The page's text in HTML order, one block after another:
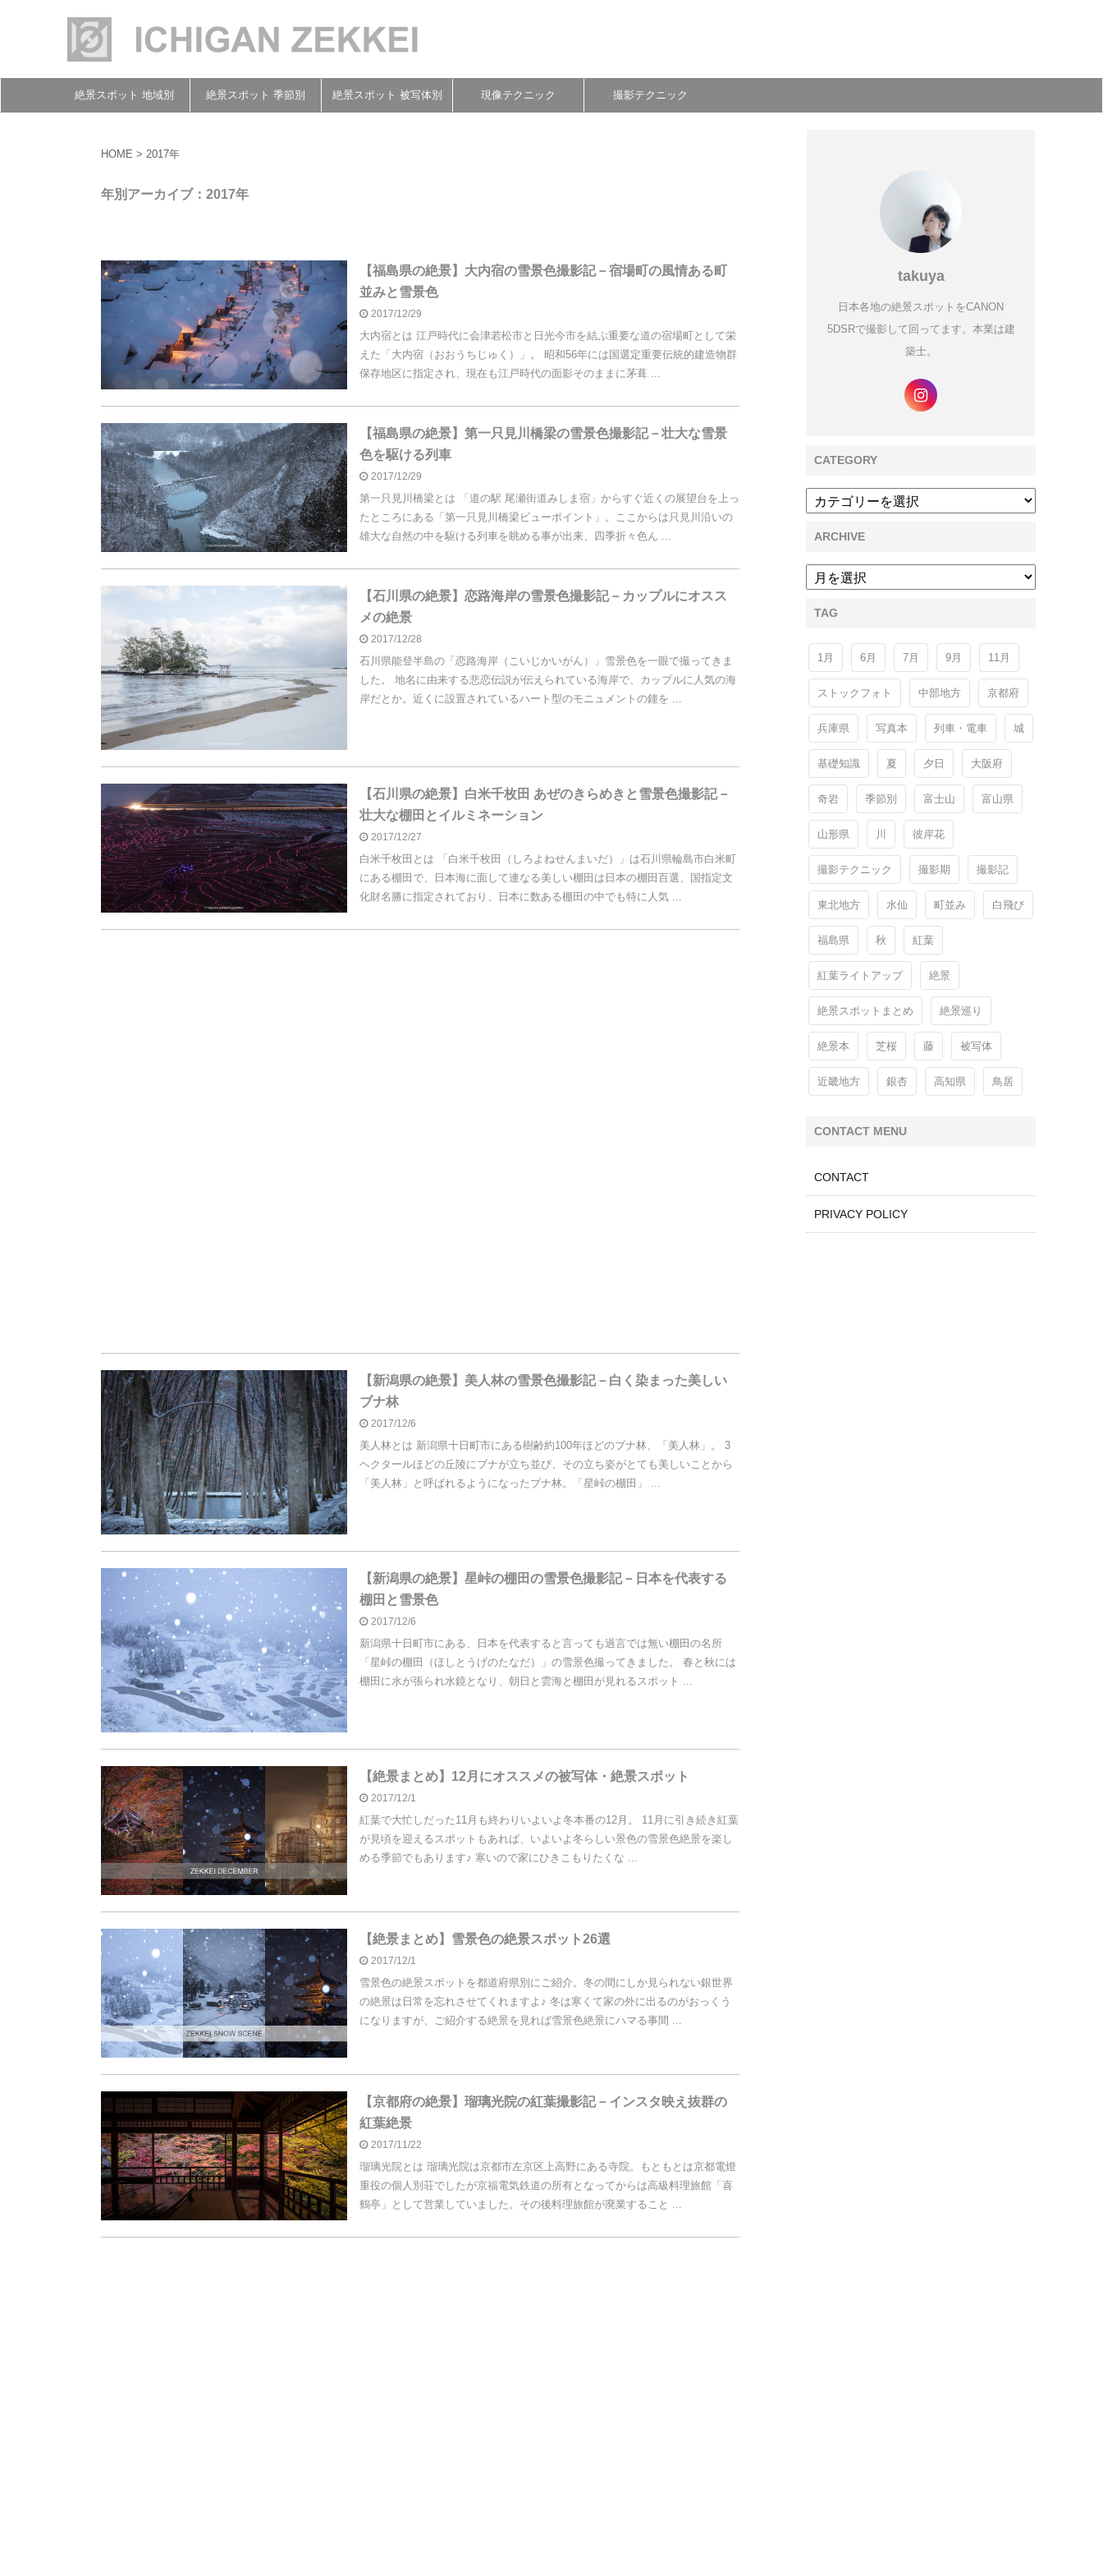
絶景スポット 地域別 絶景スポット 季節別 絶景スポット 被写体別 現像テクニック 撮影テクニック
HOME > 2017年
年別アーカイブ：2017年
【福島県の絶景】大内宿の雪景色撮影記－宿場町の風情ある町
並みと雪景色
2017/12/29
大内宿とは 江戸時代に会津若松市と日光今市を結ぶ重要な道の宿場町として栄
えた「大内宿（おおうちじゅく）」。 昭和56年には国選定重要伝統的建造物群
保存地区に指定され、現在も江戸時代の面影そのままに茅葺 ...
【福島県の絶景】第一只見川橋梁の雪景色撮影記－壮大な雪景
色を駆ける列車
2017/12/29
第一只見川橋梁とは 「道の駅 尾瀬街道みしま宿」からすぐ近くの展望台を上っ
たところにある「第一只見川橋梁ビューポイント」。ここからは只見川沿いの
雄大な自然の中を駆ける列車を眺める事が出来、四季折々色ん ...
【石川県の絶景】恋路海岸の雪景色撮影記－カップルにオスス
メの絶景
2017/12/28
石川県能登半島の「恋路海岸（こいじかいがん）」雪景色を一眼で撮ってきま
した。 地名に由来する悲恋伝説が伝えられている海岸で、カップルに人気の海
岸だとか。近くに設置されているハート型のモニュメントの鐘を ...
【石川県の絶景】白米千枚田 あぜのきらめきと雪景色撮影記－
壮大な棚田とイルミネーション
2017/12/27
白米千枚田とは 「白米千枚田（しろよねせんまいだ）」は石川県輪島市白米町
にある棚田で、日本海に面して連なる美しい棚田は日本の棚田百選、国指定文
化財名勝に指定されており、日本に数ある棚田の中でも特に人気 ...
【新潟県の絶景】美人林の雪景色撮影記－白く染まった美しい
ブナ林
2017/12/6
美人林とは 新潟県十日町市にある樹齢約100年ほどのブナ林、「美人林」。 3
ヘクタールほどの丘陵にブナが立ち並び、その立ち姿がとても美しいことから
「美人林」と呼ばれるようになったブナ林。「星峠の棚田」 ...
【新潟県の絶景】星峠の棚田の雪景色撮影記－日本を代表する
棚田と雪景色
2017/12/6
新潟県十日町市にある、日本を代表すると言っても過言では無い棚田の名所
「星峠の棚田（ほしとうげのたなだ）」の雪景色撮ってきました。 春と秋には
棚田に水が張られ水鏡となり、朝日と雲海と棚田が見れるスポット ...
【絶景まとめ】12月にオススメの被写体・絶景スポット
2017/12/1
紅葉で大忙しだった11月も終わりいよいよ冬本番の12月。 11月に引き続き紅葉
が見頃を迎えるスポットもあれば、いよいよ冬らしい景色の雪景色絶景を楽し
める季節でもあります♪ 寒いので家にひきこもりたくな ...
【絶景まとめ】雪景色の絶景スポット26選
2017/12/1
雪景色の絶景スポットを都道府県別にご紹介。冬の間にしか見られない銀世界
の絶景は日常を忘れさせてくれますよ♪ 冬は寒くて家の外に出るのがおっくう
になりますが、ご紹介する絶景を見れば雪景色絶景にハマる事間 ...
【京都府の絶景】瑠璃光院の紅葉撮影記－インスタ映え抜群の
紅葉絶景
2017/11/22
瑠璃光院とは 瑠璃光院は京都市左京区上高野にある寺院。もともとは京都電燈
重役の個人別荘でしたが京福電気鉄道の所有となってからは高級料理旅館「喜
鶴亭」として営業していました。その後料理旅館が廃業すること ...
takuya
日本各地の絶景スポットをCANON
5DSRで撮影して回ってます。本業は建
築士。
CATEGORY
ARCHIVE
TAG
1月 6月 7月 9月 11月
ストックフォト 中部地方 京都府
兵庫県 写真本 列車・電車 城
基礎知識 夏 夕日 大阪府
奇岩 季節別 富士山 富山県
山形県 川 彼岸花
撮影テクニック 撮影期 撮影記
東北地方 水仙 町並み 白飛び
福島県 秋 紅葉
紅葉ライトアップ 絶景
絶景スポットまとめ 絶景巡り
絶景本 芝桜 藤 被写体
近畿地方 銀杏 高知県 鳥居
CONTACT MENU
CONTACT
PRIVACY POLICY